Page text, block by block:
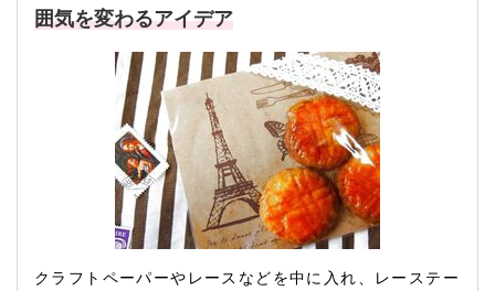
囲気を変わるアイデア
クラフトペーパーやレースなどを中に入れ、レーステー